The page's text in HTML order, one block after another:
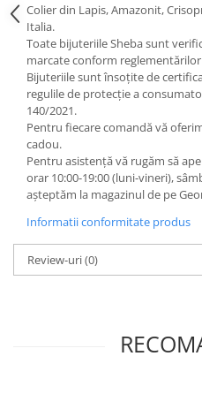
Colier din Lapis, Amazonit,
Italia.
Toate bijuteriile Sheba sunt
marcate conform
Bijuteriile sunt însoţite de
regulile de protecție a
140/2021.
Pentru fiecare comandă vă
cadou.
Pentru asistență vă rugăm să
orar 10:00-19:00 (luni-vineri),
așteptăm la magazinul de pe
Informatii conformitate produs
Review-uri(0)